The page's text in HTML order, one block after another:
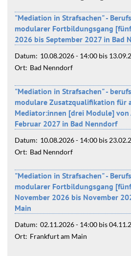
"Mediation in Strafsachen" -
modularer Fortbildungsgang
2026 bis September 2027 in Bad
Datum: 10.08.2026 - 14:00 bis
Ort: Bad Nenndorf
"Mediation in Strafsachen" -
modulare Zusatzqualifikation für
Mediator:innen [drei Module]
Februar 2027 in Bad Nenndorf
Datum: 10.08.2026 - 14:00 bis
Ort: Bad Nenndorf
"Mediation in Strafsachen" -
modularer Fortbildungsgang
November 2026 bis November
Main
Datum: 02.11.2026 - 14:00 bis
Ort: Frankfurt am Main